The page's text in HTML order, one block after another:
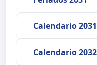
Calendario 2031
Calendario 2032